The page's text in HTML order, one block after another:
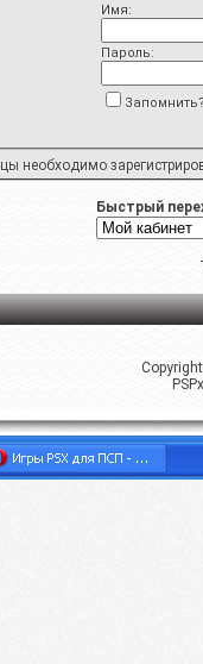
Имя:
Пароль:
Запомнить?
необходимо
Быстрый